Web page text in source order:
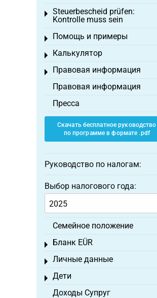
Steuerbescheid prüfen:
Kontrolle muss sein
Toggle menu
Помощь и примеры
Toggle menu
Калькулятор
Toggle menu
Правовая информация
Toggle menu
Правовая информация
Пресса
Скачать бесплатное руководство
по программе в формате .pdf
Руководство по налогам:
Выбор налогового года:
Семейное положение
Бланк EÜR
Toggle menu
Личные данные
Toggle menu
Дети
Toggle menu
Доходы Супруг